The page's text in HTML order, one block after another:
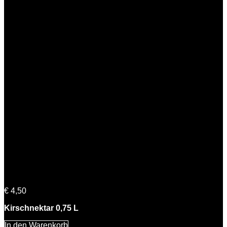
€ 4,50
Kirschnektar 0,75 L
In den Warenkorb